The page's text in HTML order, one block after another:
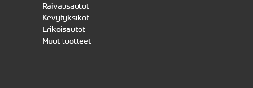
Raivausautot
Kevytyksiköt
Erikoisautot
Muut tuotteet